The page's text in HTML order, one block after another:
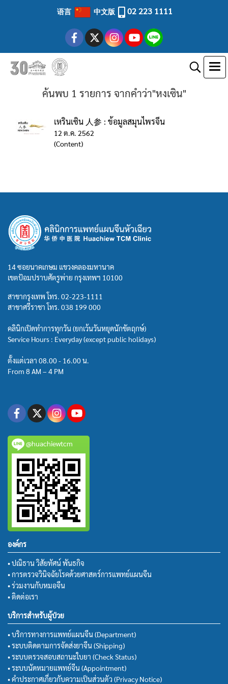
语言 中文版 02 223 1111
ค้นพบ 1 รายการ จากคำว่า"หงเซิน"
เหรินเซิน 人参 : ข้อมูลสมุนไพรจีน
12 ต.ค. 2562
(Content)
14 ซอยนาคเกษม แขวงคลองมหานาค
เขตป้อมปราบศัตรูพ่าย กรุงเทพฯ 10100
สาขากรุงเทพ โทร. 02-223-1111
สาขาศรีราชา โทร. 038 199 000
คลินิกเปิดทำการทุกวัน (ยกเว้นวันหยุดนักขัตฤกษ์)
Service Hours : Everyday (except public holidays)
ตั้งแต่เวลา 08.00 - 16.00 น.
From 8 AM – 4 PM
@huachiewtcm
องค์กร
• ปณิธาน วิสัยทัศน์ พันธกิจ
• การตรวจวินิจฉัยโรคด้วยศาสตร์การแพทย์แผนจีน
• ร่วมงานกับหมอจีน
• ติดต่อเรา
บริการสำหรับผู้ป่วย
• บริการทางการแพทย์แผนจีน (Department)
• ระบบติดตามการจัดส่งยาจีน (Shipping)
• ระบบตรวจสอบสถานะใบยา (Check Status)
• ระบบนัดหมายแพทย์จีน (Appointment)
• คำประกาศเกี่ยวกับความเป็นส่วนตัว (Privacy Notice)